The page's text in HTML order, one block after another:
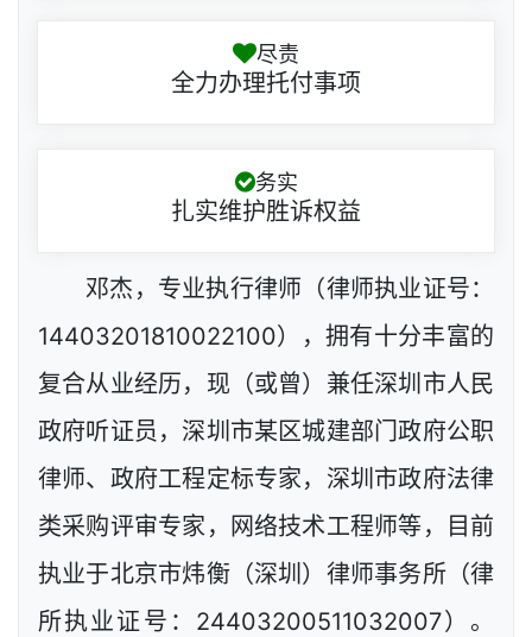
尽责
全力办理托付事项
务实
扎实维护胜诉权益
邓杰，专业执行律师（律师执业证号：
14403201810022100），拥有十分丰富的
复合从业经历，现（或曾）兼任深圳市人民
政府听证员，深圳市某区城建部门政府公职
律师、政府工程定标专家，深圳市政府法律
类采购评审专家，网络技术工程师等，目前
执业于北京市炜衡（深圳）律师事务所（律
所执业证号：24403200511032007）。